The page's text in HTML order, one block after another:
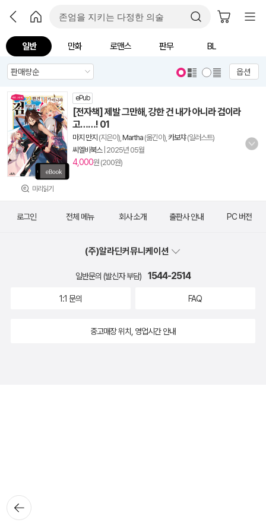
일반 만화 로맨스 판무 BL
옵션
미리읽기
ePub
[전자책] 제발 그만해, 강한 건 내가 아니라 검이라
고……! 01
마지 만지 (지은이), Martha (옮긴이), 카보챠(일러스트)
씨엘비북스| 2025년 05월
4,000원 (200원)
뒤로가
기
로그인 전체 메뉴 회사 소개 출판사 안내 PC 버전
(주)알라딘커뮤니케이션
일반문의 (발신자 부담) 1544-2514
1:1 문의 FAQ
중고매장 위치, 영업시간 안내